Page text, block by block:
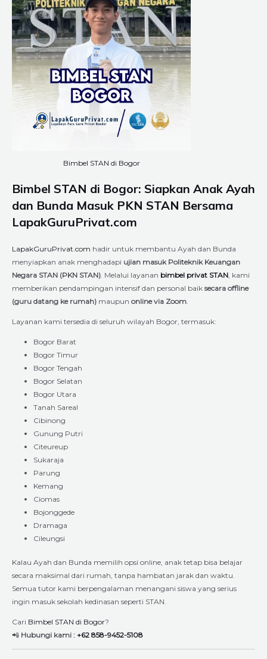
Bimbel STAN di Bogor
Bimbel STAN di Bogor: Siapkan Anak Ayah
dan Bunda Masuk PKN STAN Bersama
LapakGuruPrivat.com
LapakGuruPrivat.com hadir untuk membantu Ayah dan Bunda
menyiapkan anak menghadapi ujian masuk Politeknik Keuangan
Negara STAN (PKN STAN) . Melalui layanan bimbel privat STAN , kami
memberikan pendampingan intensif dan personal baik secara offline
(guru datang ke rumah) maupun online via Zoom
Layanan kami tersedia di seluruh wilayah Bogor, termasuk:
Bogor Barat
Bogor Timur
Bogor Tengah
Bogor Selatan
Bogor Utara
Tanah Sareal
Cibinong
Gunung Putri
Citeureup
Sukaraja
Parung
Kemang
Ciomas
Bojonggede
Dramaga
Cileungsi
Kalau Ayah dan Bunda memilih opsi online, anak tetap bisa belajar
secara maksimal dari rumah, tanpa hambatan jarak dan waktu.
Semua tutor kami berpengalaman menangani siswa yang serius
ingin masuk sekolah kedinasan seperti STAN.
Cari Bimbel STAN di Bogor?
📲 Hubungi kami : +62 858-9452-5108